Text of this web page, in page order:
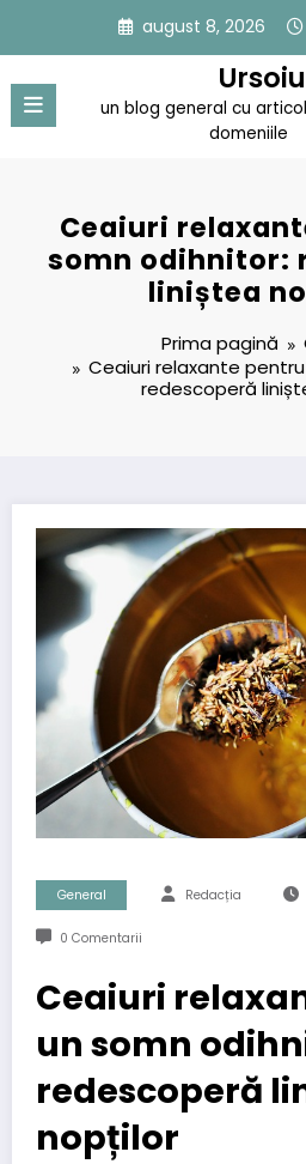
conținut
august 8, 2026
un blog general cu
domeniile
Ceaiuri
somn odihnitor:
liniștea
Prima pagină
Ceaiuri relaxante
redescoperă
General Redacția
0 Comentarii
Ceaiuri
un somn
redescoperă
nopților